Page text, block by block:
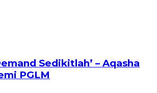
Sedikitlah’ – Aqasha
PGLM